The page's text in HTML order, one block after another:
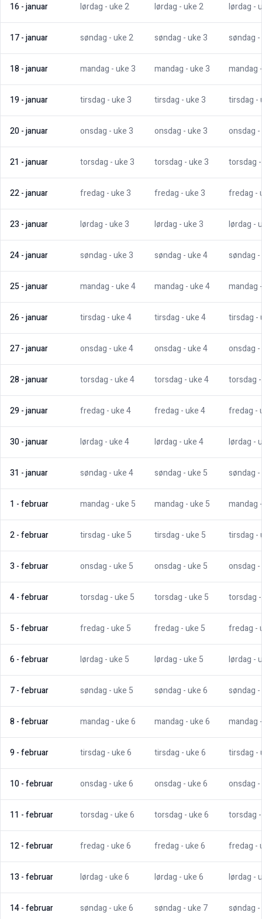
16-januar lørdag - uke2 lørdag - uke2 lørdag -
17-januar søndag - uke2 søndag - uke3 søndag
18-januar mandag - uke3 mandag - uke3 mandag
19-januar tirsdag - uke3 tirsdag - uke3 tirsdag -
20-januar onsdag - uke3 onsdag - uke3 onsdag
21 -januar torsdag - uke3 torsdag - uke3 torsdag
22-januar fredag - uke3 fredag - uke3 fredag -
23 -januar lørdag - uke3 lørdag - uke3 lørdag -
24-januar søndag - uke3 søndag - uke4 søndag
25-januar mandag - uke4 mandag - uke4 mandag
26-januar tirsdag - uke4 tirsdag - uke4 tirsdag -
27-januar onsdag - uke4 onsdag - uke4 onsdag
28-januar torsdag - uke4 torsdag - uke4 torsdag
29-januar fredag - uke4 fredag - uke4 fredag -
30-januar lørdag - uke4 lørdag - uke4 lørdag -
31 -januar søndag - uke4 søndag - uke 5 søndag
1 -februar mandag - uke 5 mandag - uke 5 mandag
2-februar tirsdag - uke 5 tirsdag - uke 5 tirsdag -
3 -februar onsdag - uke 5 onsdag - uke 5 onsdag
4-februar torsdag - uke 5 torsdag - uke 5 torsdag
5-februar fredag - uke 5 fredag - uke 5 fredag -
6-februar lørdag - uke 5 lørdag - uke 5 lørdag -
7-februar søndag - uke 5 søndag - uke6 søndag
8-februar mandag - uke6 mandag - uke6 mandag
9-februar tirsdag - uke6 tirsdag - uke6 tirsdag -
10-februar onsdag - uke6 onsdag - uke6 onsdag
11 -februar torsdag - uke6 torsdag - uke6 torsdag
12-februar fredag - uke6 fredag - uke6 fredag -
13 -februar lørdag - uke6 lørdag - uke6 lørdag -
14-februar søndag - uke6 søndag - uke 7 søndag